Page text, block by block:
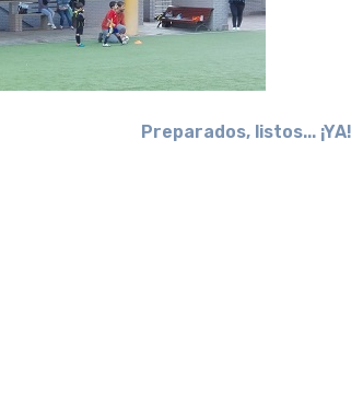
Preparados, listos... ¡YA!